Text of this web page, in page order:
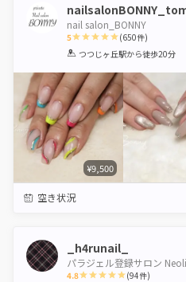
nail salon_BONNY
5
1 2 3 4 5
(650件)
つつじヶ丘駅から徒歩20分
¥9,500
空き状況
_h4runail_
パラジェル登録サロン
4.8 (94件)